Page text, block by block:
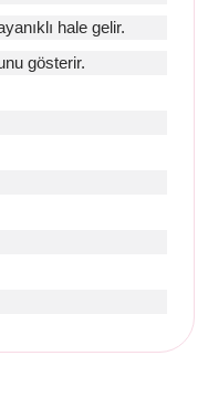
hale gelir.
gösterir.